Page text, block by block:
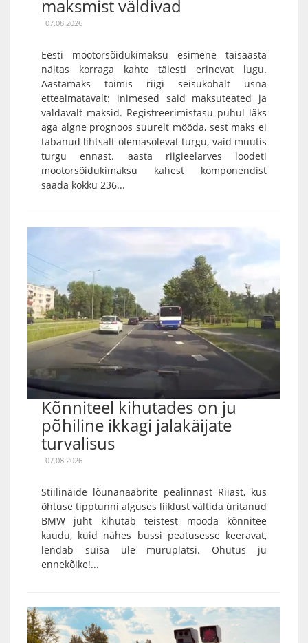
maksmist väldivad
07.08.2026
Eesti mootorsõidukimaksu esimene täisaasta
näitas korraga kahte täiesti erinevat lugu.
Aastamaks toimis riigi seisukohalt üsna
etteaimatavalt: inimesed said maksuteated ja
valdavalt maksid. Registreerimistasu puhul läks
aga algne prognoos suurelt mööda, sest maks ei
tabanud lihtsalt olemasolevat turgu, vaid muutis
turgu ennast. aasta riigieelarves loodeti
mootorsõidukimaksu kahest komponendist
saada kokku 236...
Kõnniteel kihutades on ju
põhiline ikkagi jalakäijate
turvalisus
07.08.2026
Stiilinäide lõunanaabrite pealinnast Riiast, kus
õhtuse tipptunni alguses liiklust vältida üritanud
BMW juht kihutab teistest mööda kõnnitee
kaudu, kuid nähes bussi peatusesse keeravat,
lendab suisa üle muruplatsi. Ohutus ju
ennekõike!...